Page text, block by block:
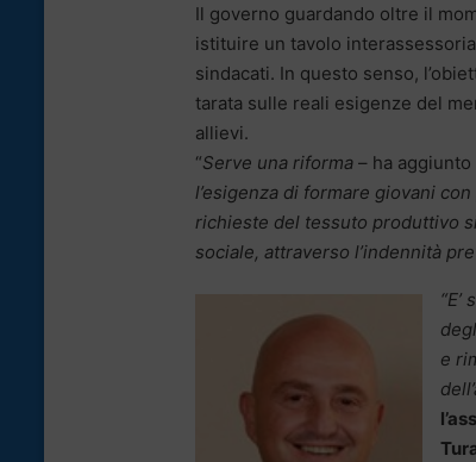
Il governo guardando oltre il
istituire un tavolo
sindacati. In questo senso,
tarata sulle reali esigenze del
allievi.
“Serve una riforma – ha
l’esigenza di formare giovani
richieste del tessuto produttivo
sociale, attraverso l’indennità
e